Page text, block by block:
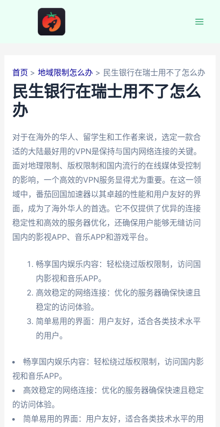
首页 地域限制怎么办 民生银行在瑞士用不了怎么办
民生银行在瑞士用不了怎么
办
对于在海外的华人、留学生和工作者来说，选定一款合
适的大陆最好用的VPN是保持与国内网络连接的关键。
面对地理限制、版权限制和国内流行的在线媒体受控制
的影响，一个高效的VPN服务显得尤为重要。在这一领
域中，番茄回国加速器以其卓越的性能和用户友好的界
面，成为了海外华人的首选。它不仅提供了优异的连接
稳定性和高效的服务器优化，还确保用户能够无缝访问
国内的影视APP、音乐APP和游戏平台。
畅享国内娱乐内容：轻松绕过版权限制，访问国
内影视和音乐APP。
高效稳定的网络连接：优化的服务器确保快速且
稳定的访问体验。
简单易用的界面：用户友好，适合各类技术水平
的用户。
畅享国内娱乐内容：轻松绕过版权限制，访问国内影
视和音乐APP。
高效稳定的网络连接：优化的服务器确保快速且稳定
的访问体验。
简单易用的界面：用户友好，适合各类技术水平的用